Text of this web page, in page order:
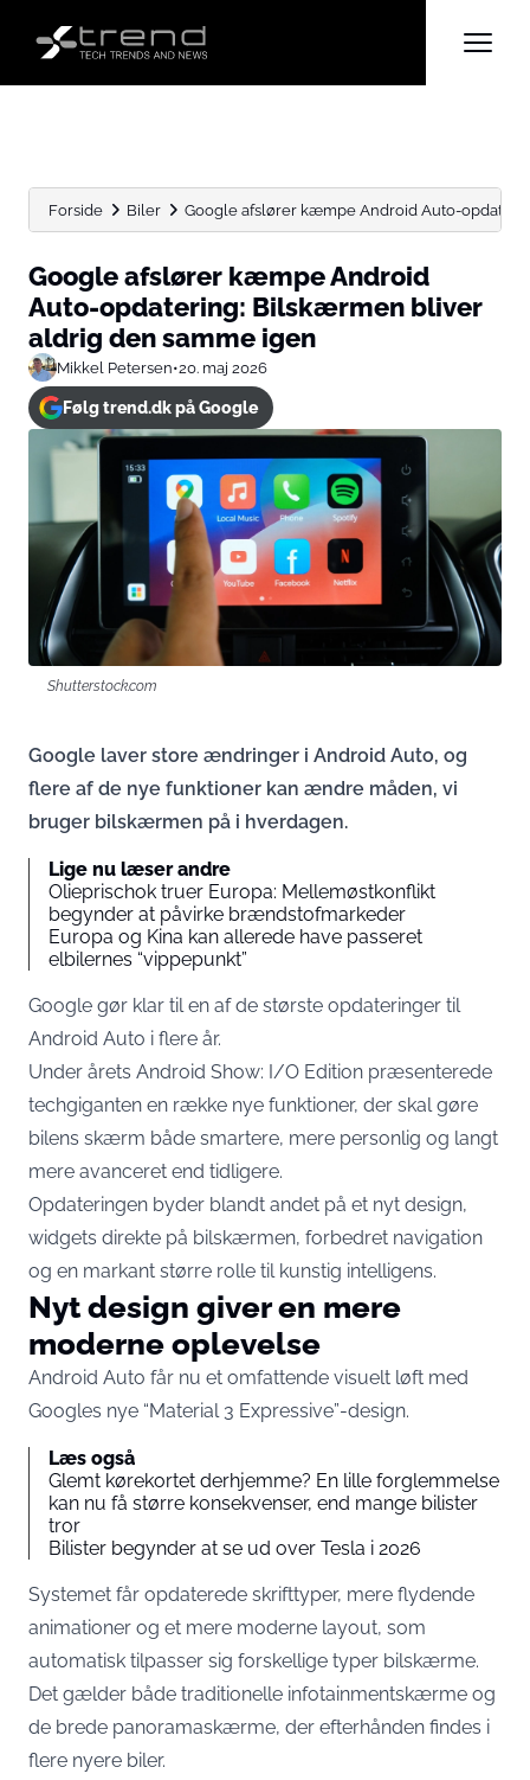
Forside Biler Google afslører kæmpe Android Auto-
Google afslører kæmpe Android
Auto-opdatering: Bilskærmen bliver
aldrig den samme igen
Mikkel Petersen•20. maj 2026
Følg trend.dk på Google
Shutterstock.com
Google laver store ændringer i Android Auto, og
flere af de nye funktioner kan ændre måden, vi
bruger bilskærmen på i hverdagen.
Lige nu læser andre
Olieprischok truer Europa: Mellemøstkonflikt
begynder at påvirke brændstofmarkeder
Europa og Kina kan allerede have passeret
elbilernes “vippepunkt”
Google gør klar til en af de største opdateringer til
Android Auto i flere år.
Under årets Android Show: I/O Edition præsenterede
techgiganten en række nye funktioner, der skal gøre
bilens skærm både smartere, mere personlig og langt
mere avanceret end tidligere.
Opdateringen byder blandt andet på et nyt design,
widgets direkte på bilskærmen, forbedret navigation
og en markant større rolle til kunstig intelligens.
Nyt design giver en mere
moderne oplevelse
Android Auto får nu et omfattende visuelt løft med
Googles nye “Material 3 Expressive”-design.
Læs også
Glemt kørekortet derhjemme? En lille forglemmelse
kan nu få større konsekvenser, end mange bilister
tror
Bilister begynder at se ud over Tesla i 2026
Systemet får opdaterede skrifttyper, mere flydende
animationer og et mere moderne layout, som
automatisk tilpasser sig forskellige typer bilskærme.
Det gælder både traditionelle infotainmentskærme og
de brede panoramaskærme, der efterhånden findes i
flere nyere biler.